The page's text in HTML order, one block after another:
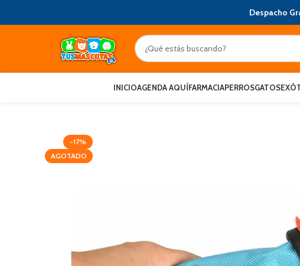
Despacho
INICIOAGENDA AQUÍFARMACIAPERROSGATOS
-17%
AGOTADO